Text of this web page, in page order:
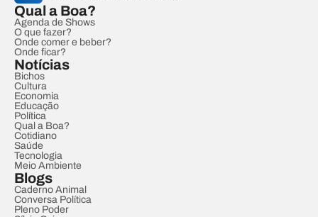
Qual a Boa?
Agenda de Shows
O que fazer?
Onde comer e beber?
Onde ficar?
Notícias
Bichos
Cultura
Economia
Educação
Política
Qual a Boa?
Cotidiano
Saúde
Tecnologia
Meio Ambiente
Blogs
Caderno Animal
Conversa Política
Pleno Poder